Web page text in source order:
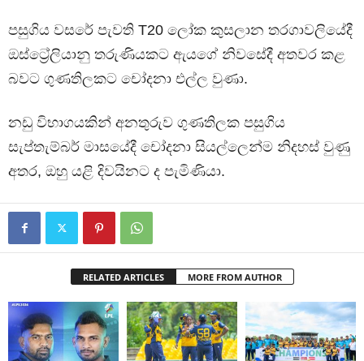
පසුගිය වසරේ පැවති T20 ලෝක කුසලාන තරගාවලියේදී
ඔස්ට්‍රේලියානු තරුණියකට ඇයගේ නිවසේදී අතවර කළ
බවට ගුණතිලකට චෝදනා එල්ල වුණා.
නඩු විභාගයකින් අනතුරුව ගුණතිලක පසුගිය
සැප්තැම්බර් මාසයේදී චෝදනා සියල්ලෙන්ම නිදහස් වුණු
අතර, ඔහු යළි දිවයිනට ද පැමිණියා.
RELATED ARTICLES MORE FROM AUTHOR